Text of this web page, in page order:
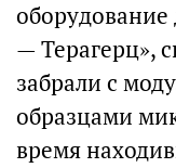
оборудование
— Терагерц»,
забрали с
образцами
время